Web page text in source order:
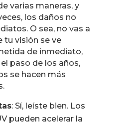
varias maneras, y
los daños no
O sea, no vas a
tu visión se ve
de inmediato,
paso de los años,
se hacen más
: Sí, leíste bien. Los
pueden acelerar la